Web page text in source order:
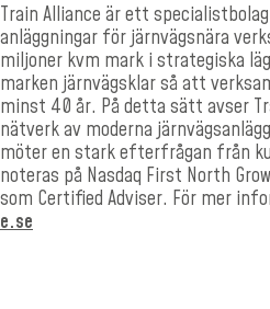
Train Alliance är ett
anläggningar för järnvägsnära
miljoner kvm mark i strategiska
marken järnvägsklar så att
minst 40 år. På detta sätt avser
nätverk av moderna
möter en stark efterfrågan från
noteras på Nasdaq First North
som Certified Adviser. För mer
e.se